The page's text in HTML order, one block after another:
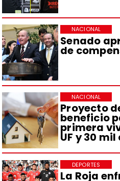
Senado
de
NACIONAL
Proyecto
beneficio
primera
UF y 30
NACIONAL
La Roja
DEPORTES